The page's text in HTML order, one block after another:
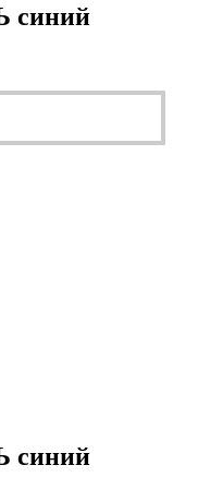
синий
синий